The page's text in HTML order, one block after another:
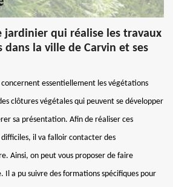
jardinier qui réalise les travaux
dans la ville de Carvin et ses
essentiellement les végétations
clôtures végétales qui peuvent se développer
sa présentation. Afin de réaliser ces
il va falloir contacter des
Ainsi, on peut vous proposer de faire
Il a pu suivre des formations spécifiques pour